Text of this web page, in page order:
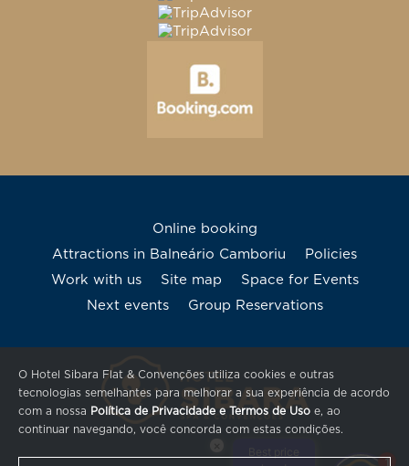
Online booking
Attractions in Balneário Camboriu
Policies
Work with us
Site map
Space for Events
Next events
Group Reservations
O Hotel Sibara Flat & Convenções utiliza cookies e outras
tecnologias semelhantes para melhorar a sua experiência de acordo
com a nossa Política de Privacidade e Termos de Uso e, ao
continuar navegando, você concorda com estas condições.
1